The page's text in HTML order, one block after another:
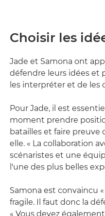
Choisir les
Jade et Samona ont
défendre leurs idées et
les interpréter et de les
Pour Jade, il est
moment prendre
batailles et faire preuve
elle. « La collaboration
scénaristes et une
l'une des plus belles
Samona est convaincu
fragile. Il faut donc la
« Vous devez